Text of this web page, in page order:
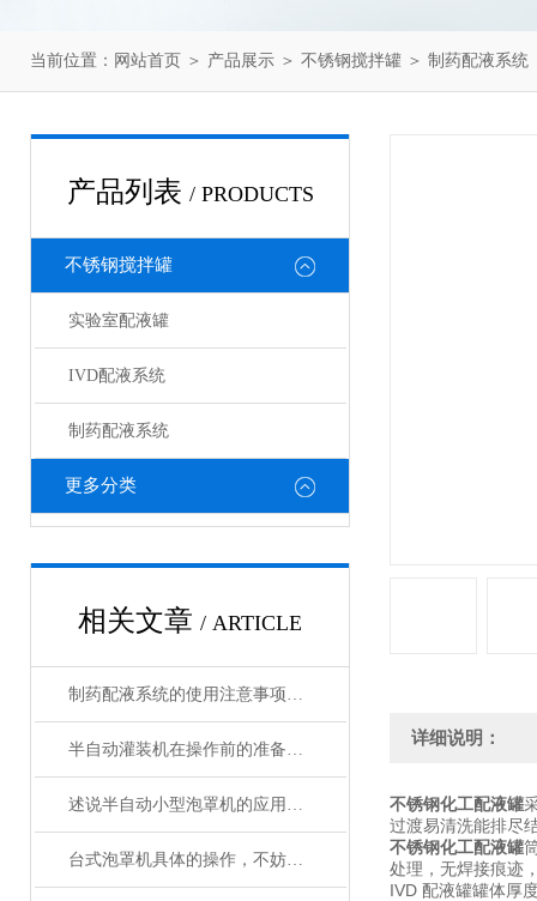
当前位置： 网站首页 ＞ 产品展示 ＞ 不锈钢搅拌罐 ＞ 制药配液系统
产品列表 / PRODUCTS
不锈钢搅拌罐
实验室配液罐
IVD配液系统
制药配液系统
更多分类
相关文章 / ARTICLE
制药配液系统的使用注意事项有哪些？
半自动灌装机在操作前的准备工作
述说半自动小型泡罩机的应用范围及典型场景
台式泡罩机具体的操作，不妨看看下文！
详细说明：
不锈钢化工配液罐
过渡易清洗能排尽
不锈钢化工配液罐
处理，无焊接痕迹
IVD 配液罐罐体厚